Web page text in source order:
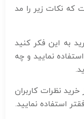
که نکات زیر را مد
به این فکر کنید
نمایید و چه
خرید نظرات کاربران
استفاده نمایید.